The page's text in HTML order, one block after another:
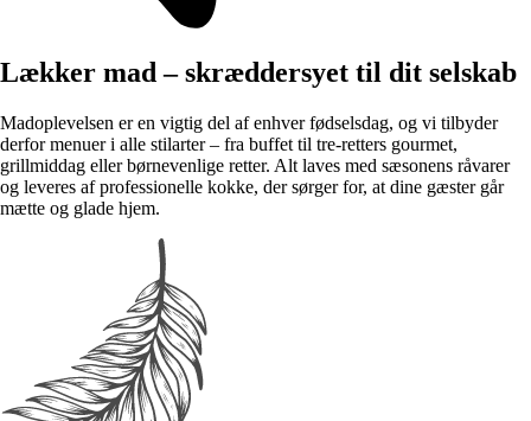
Lækker mad – skræddersyet til dit selskab
Madoplevelsen er en vigtig del af enhver fødselsdag, og vi tilbyder
derfor menuer i alle stilarter – fra buffet til tre-retters gourmet,
grillmiddag eller børnevenlige retter. Alt laves med sæsonens råvarer
og leveres af professionelle kokke, der sørger for, at dine gæster går
mætte og glade hjem.